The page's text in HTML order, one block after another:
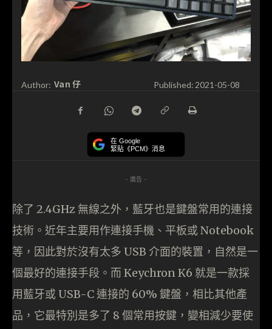
Author: Van 仔 Published: 2021-05-08
在 Google
緊貼《PCM》消息
- 廣告 -
除了 2.4GHz 無線之外，藍牙也是鍵盤常用的連接
技術。近年主要用作連接手機、平板或 Notebook
等，因此對於沒有太多 USB 介面的裝置，自然是一
個最好的連接手段。而 Keychron K6 就是一款採
用藍牙或 USB-C 連接的 60% 鍵盤，相比其他產
品，它最特別是多了 8 個常用按鍵，變相減少要使